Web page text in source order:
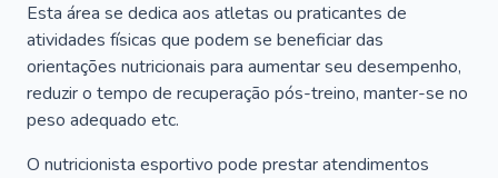
Esta área se dedica aos atletas ou praticantes de
atividades físicas que podem se beneficiar das
orientações nutricionais para aumentar seu desempenho,
reduzir o tempo de recuperação pós-treino, manter-se no
peso adequado etc.
O nutricionista esportivo pode prestar atendimentos